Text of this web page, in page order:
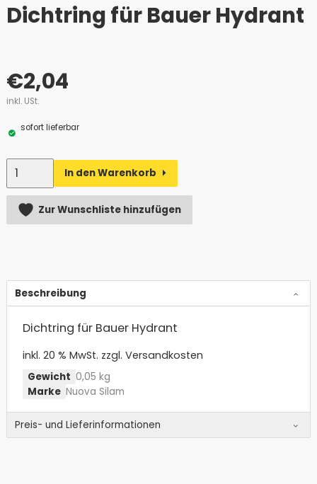
Dichtring für Bauer Hydrant
€2,04
inkl. USt.
sofort lieferbar
Anzahl
In den Warenkorb
Alternative:
Zur Wunschliste hinzufügen
Beschreibung
Dichtring für Bauer Hydrant
inkl. 20 % MwSt. zzgl. Versandkosten
0,05 kg
Gewicht
Nuova Silam
Marke
Preis- und Lieferinformationen